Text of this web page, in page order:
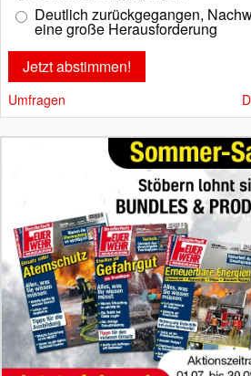
Deutlich zurückgegangen,
eine große Herausforderung
Umfragen